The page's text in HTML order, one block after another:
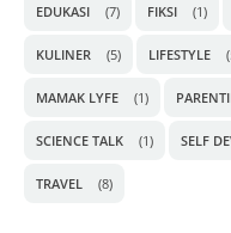
EDUKASI (7) FIKSI (1)
KULINER (5) LIFESTYLE
MAMAK LYFE (1)
SCIENCE TALK (1) SELF
TRAVEL (8)